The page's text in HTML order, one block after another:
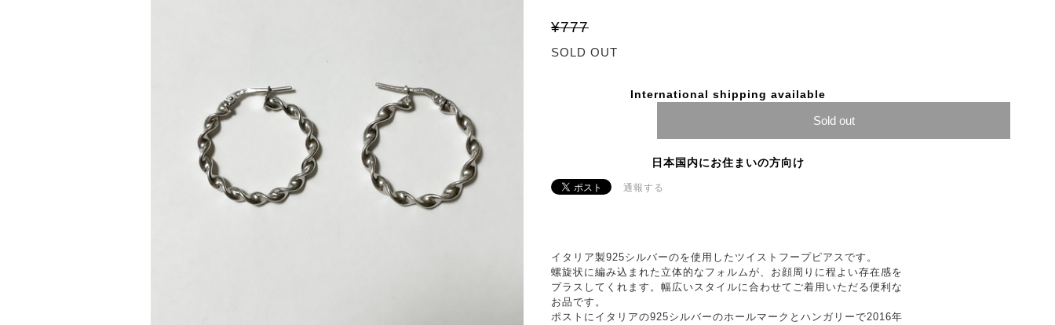
¥777
SOLD OUT
International shipping available
Sold out
日本国内にお住まいの方向け
通報する
イタリア製925シルバーのを使用したツイストフープピアスです。
螺旋状に編み込まれた立体的なフォルムが、お顔周りに程よい存在感を
プラスしてくれます。幅広いスタイルに合わせてご着用いただる便利な
お品です。
ポストにイタリアの925シルバーのホールマークとハンガリーで2016年